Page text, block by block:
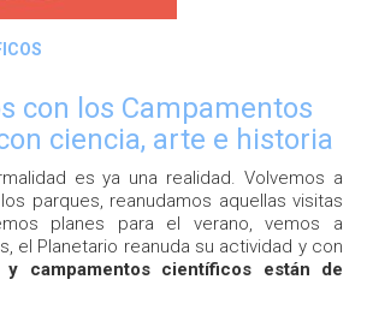
con los Campamentos
ciencia, arte e historia
es ya una realidad. Volvemos a
parques, reanudamos aquellas visitas
planes para el verano, vemos a
el Planetario reanuda su actividad y con
y campamentos científicos están de